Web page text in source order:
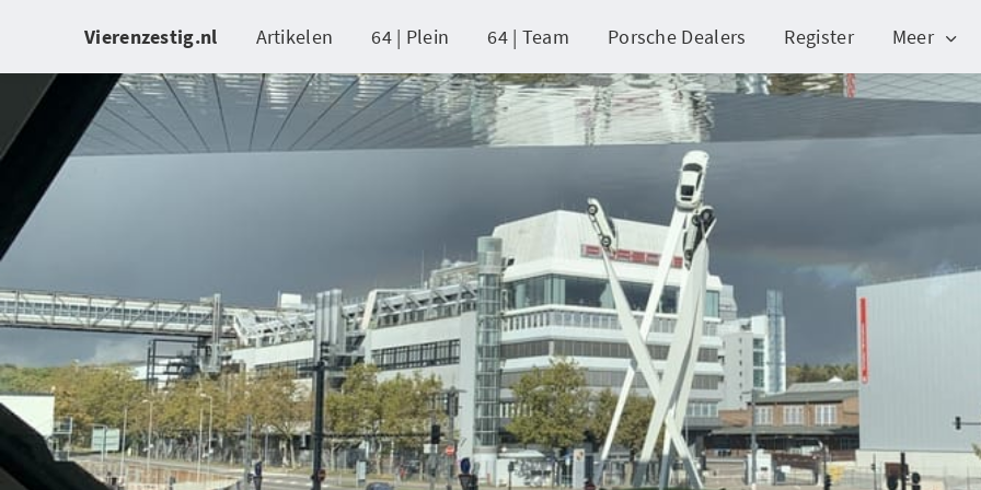
Vierenzestig.nl Artikelen 64 | Plein 64 | Team Porsche Dealers Register Meer